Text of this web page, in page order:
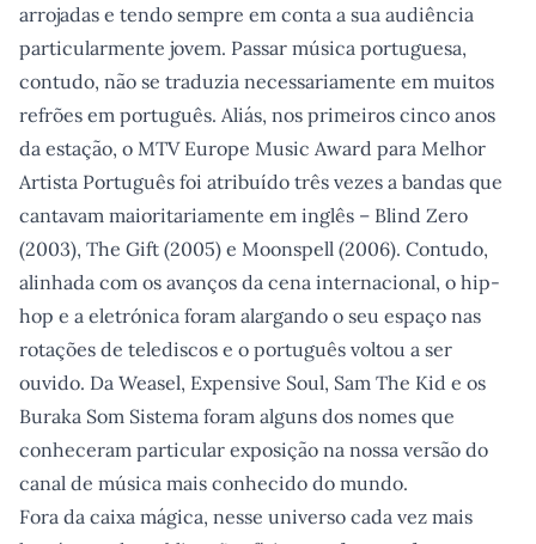
arrojadas e tendo sempre em conta a sua audiência
particularmente jovem. Passar música portuguesa,
contudo, não se traduzia necessariamente em muitos
refrões em português. Aliás, nos primeiros cinco anos
da estação, o MTV Europe Music Award para Melhor
Artista Português foi atribuído três vezes a bandas que
cantavam maioritariamente em inglês – Blind Zero
(2003), The Gift (2005) e Moonspell (2006). Contudo,
alinhada com os avanços da cena internacional, o hip-
hop e a eletrónica foram alargando o seu espaço nas
rotações de telediscos e o português voltou a ser
ouvido. Da Weasel, Expensive Soul, Sam The Kid e os
Buraka Som Sistema foram alguns dos nomes que
conheceram particular exposição na nossa versão do
canal de música mais conhecido do mundo.
Fora da caixa mágica, nesse universo cada vez mais